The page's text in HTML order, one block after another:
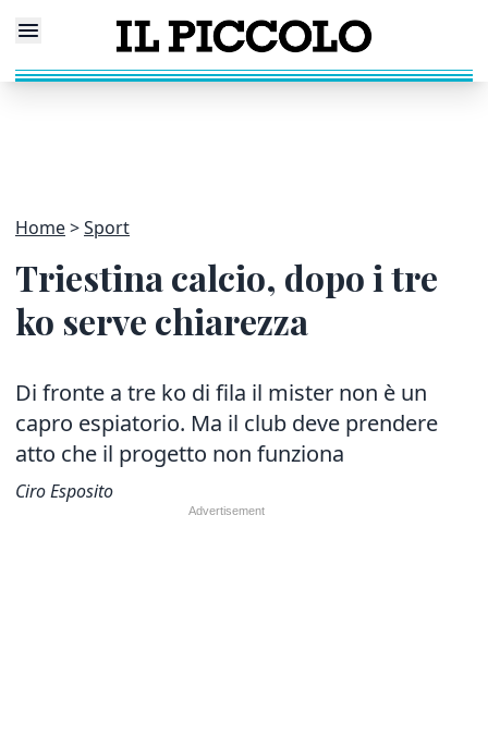
Home Sport
Triestina calcio, dopo i tre
ko serve chiarezza
Di fronte a tre ko di fila il mister non è un
capro espiatorio. Ma il club deve prendere
atto che il progetto non funziona
Ciro Esposito